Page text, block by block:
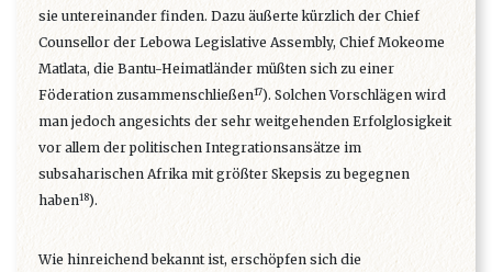
sie untereinander finden. Dazu äußerte kürzlich der Chief
Counsellor der Lebowa Legislative Assembly, Chief Mokeome
Matlata, die Bantu-Heimatländer müßten sich zu einer
Föderation zusammenschließen17). Solchen Vorschlägen wird
man jedoch angesichts der sehr weitgehenden Erfolglosigkeit
vor allem der politischen Integrationsansätze im
subsaharischen Afrika mit größter Skepsis zu begegnen
haben18).
Wie hinreichend bekannt ist, erschöpfen sich die